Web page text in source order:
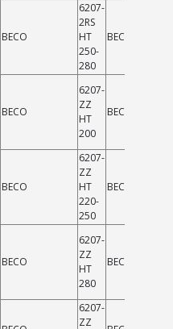
BECO
6207-
2RS
HT
250-
280
BECO
BECO
6207-
ZZ
HT
200
BECO
BECO
6207-
ZZ
HT
220-
250
BECO
BECO
6207-
ZZ
HT
280
BECO
6207-
ZZ